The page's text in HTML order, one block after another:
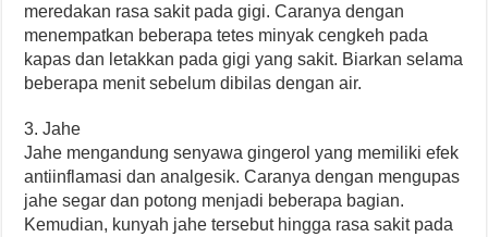
meredakan rasa sakit pada gigi. Caranya dengan
menempatkan beberapa tetes minyak cengkeh pada
kapas dan letakkan pada gigi yang sakit. Biarkan selama
beberapa menit sebelum dibilas dengan air.
3. Jahe
Jahe mengandung senyawa gingerol yang memiliki efek
antiinflamasi dan analgesik. Caranya dengan mengupas
jahe segar dan potong menjadi beberapa bagian.
Kemudian, kunyah jahe tersebut hingga rasa sakit pada